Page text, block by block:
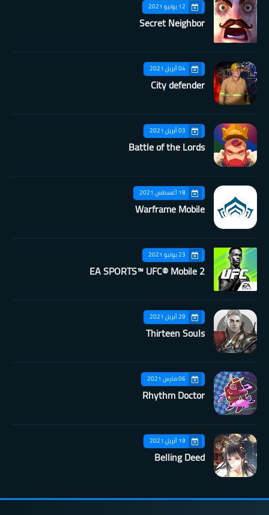
12 يونيو 2021
Secret Neighbor
04 أبريل 2021
City defender
03 أبريل 2021
Battle of the Lords
18 أغسطس 2021
Warframe Mobile
23 يوليو 2021
EA SPORTS™ UFC® Mobile 2
29 أبريل 2021
Thirteen Souls
06 مارس 2021
Rhythm Doctor
19 أبريل 2021
Belling Deed